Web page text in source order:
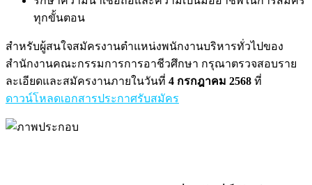
ทุกขั้นตอน
สำหรับผู้สนใจสมัครงานตำแหน่งพนักงานบริหารทั่วไปของ
สำนักงานคณะกรรมการการอาชีวศึกษา กรุณาตรวจสอบราย
ละเอียดและสมัครงานภายในวันที่ 4 กรกฎาคม 2568 ที่
ดาวน์โหลดเอกสารประกาศรับสมัคร